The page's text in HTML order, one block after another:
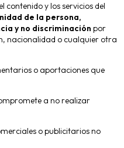
y los servicios del
de la persona,
y no discriminación por
nacionalidad o cualquier otra
o aportaciones que
a no realizar
o publicitarios no